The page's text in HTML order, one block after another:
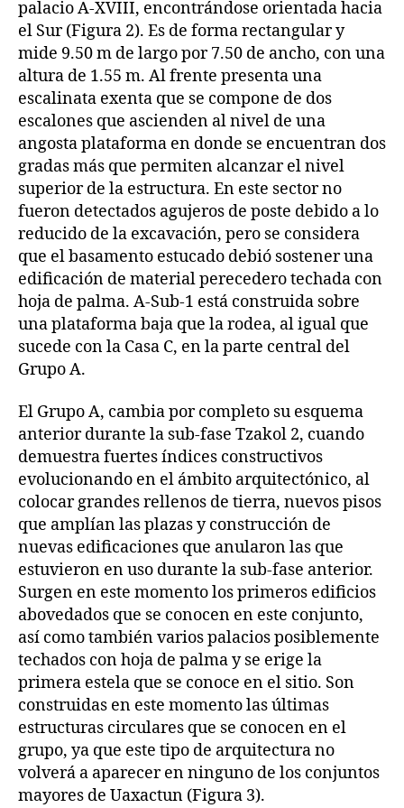
palacio A-XVIII, encontrándose orientada hacia
el Sur (Figura 2). Es de forma rectangular y
mide 9.50 m de largo por 7.50 de ancho, con una
altura de 1.55 m. Al frente presenta una
escalinata exenta que se compone de dos
escalones que ascienden al nivel de una
angosta plataforma en donde se encuentran dos
gradas más que permiten alcanzar el nivel
superior de la estructura. En este sector no
fueron detectados agujeros de poste debido a lo
reducido de la excavación, pero se considera
que el basamento estucado debió sostener una
edificación de material perecedero techada con
hoja de palma. A-Sub-1 está construida sobre
una plataforma baja que la rodea, al igual que
sucede con la Casa C, en la parte central del
Grupo A.
El Grupo A, cambia por completo su esquema
anterior durante la sub-fase Tzakol 2, cuando
demuestra fuertes índices constructivos
evolucionando en el ámbito arquitectónico, al
colocar grandes rellenos de tierra, nuevos pisos
que amplían las plazas y construcción de
nuevas edificaciones que anularon las que
estuvieron en uso durante la sub-fase anterior.
Surgen en este momento los primeros edificios
abovedados que se conocen en este conjunto,
así como también varios palacios posiblemente
techados con hoja de palma y se erige la
primera estela que se conoce en el sitio. Son
construidas en este momento las últimas
estructuras circulares que se conocen en el
grupo, ya que este tipo de arquitectura no
volverá a aparecer en ninguno de los conjuntos
mayores de Uaxactun (Figura 3).